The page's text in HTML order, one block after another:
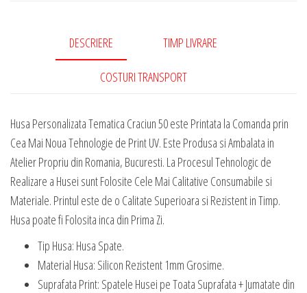
Tematica
DESCRIERE TIMP LIVRARE
COSTURI TRANSPORT
Husa Personalizata Tematica Craciun 50 este Printata la Comanda prin
Cea Mai Noua Tehnologie de Print UV. Este Produsa si Ambalata in
Atelier Propriu din Romania, Bucuresti. La Procesul Tehnologic de
Realizare a Husei sunt Folosite Cele Mai Calitative Consumabile si
Materiale. Printul este de o Calitate Superioara si Rezistent in Timp.
Husa poate fi Folosita inca din Prima Zi.
Tip Husa: Husa Spate.
Material Husa: Silicon Rezistent 1mm Grosime.
Suprafata Print: Spatele Husei pe Toata Suprafata + Jumatate din